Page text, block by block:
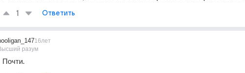
1 Ответить
разум
16лет
Почти.